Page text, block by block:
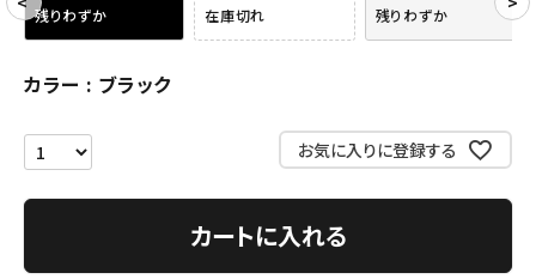
ようこそ ゲスト 様
meeting_room ログイン
Follow us
残りわずか 在庫切れ 残りわずか
カラー ブラック
お気に入りに登録する
カートに入れる